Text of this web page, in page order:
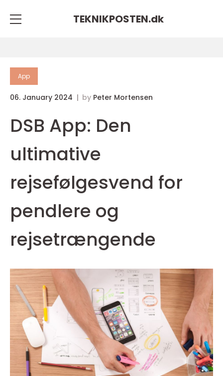
TEKNIKPOSTEN.dk
App
06. January 2024 by Peter Mortensen
DSB App: Den
ultimative
rejsefølgesvend for
pendlere og
rejsetrængende